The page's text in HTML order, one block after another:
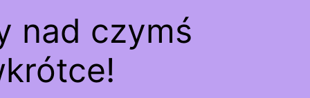
nad czymś